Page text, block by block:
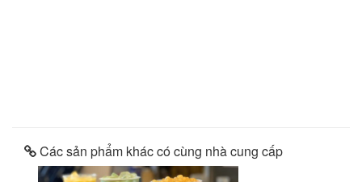
Các sản phẩm khác có cùng nhà cung cấp